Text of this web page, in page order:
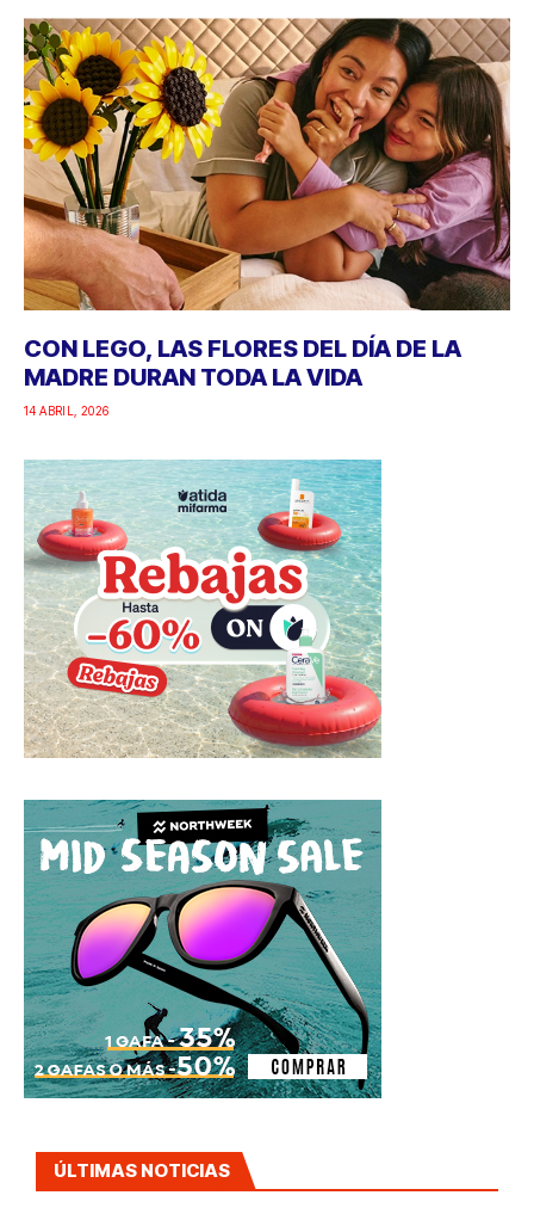
CON LEGO, LAS FLORES DEL DÍA DE LA
MADRE DURAN TODA LA VIDA
14 ABRIL, 2026
ÚLTIMAS NOTICIAS